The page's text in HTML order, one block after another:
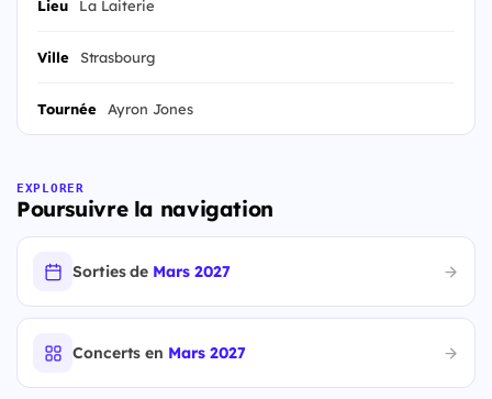
Lieu La Laiterie
Ville Strasbourg
Tournée Ayron Jones
EXPLORER
Poursuivre la navigation
Sorties de Mars 2027
Concerts en Mars 2027